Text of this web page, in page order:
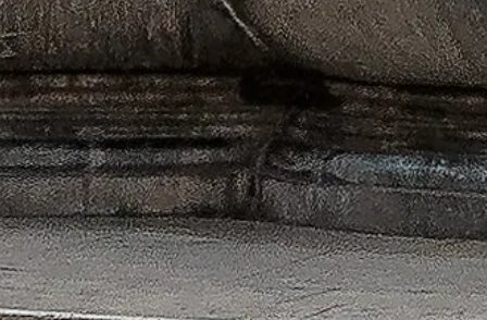
Jegyek foglalása
Pantheon Róma
Független, gyakorlati információk a Pantheon meglátogatásához —
jegyek, nyitvatartás, történelem és tippek.
©2026 Ez a webhely független, nem áll kapcsolatban a Pantheon
hivatalos igazgatásával.